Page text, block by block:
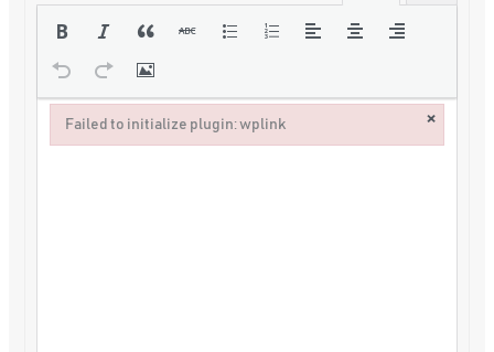
Failed to initialize plugin: wplink ×
Failed to initialize plugin: wplink